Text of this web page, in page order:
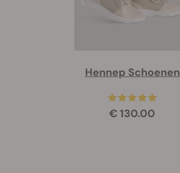
Hennep Schoenen
€ 130.00